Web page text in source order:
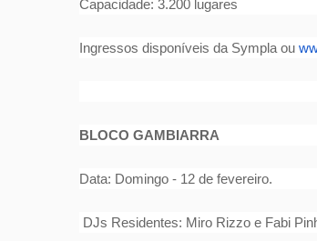
Capacidade: 3.200 lugares
Ingressos disponíveis da Sympla ou
BLOCO GAMBIARRA
Data: Domingo - 12 de fevereiro.
DJs Residentes: Miro Rizzo e Fabi